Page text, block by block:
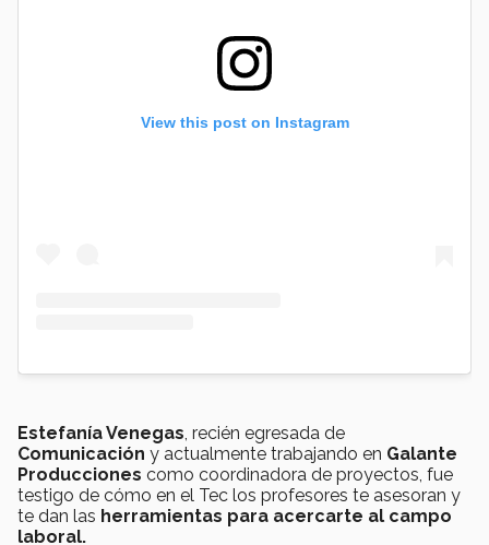
View this post on Instagram
Estefanía Venegas , recién egresada de
Comunicación y actualmente trabajando en Galante
Producciones como coordinadora de proyectos, fue
testigo de cómo en el Tec los profesores te asesoran y
te dan las herramientas para acercarte al campo
laboral.